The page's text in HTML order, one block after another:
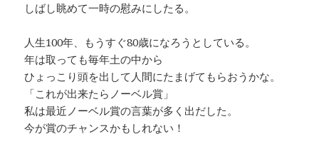
しばし眺めて一時の慰みにしたる。
人生100年、もうすぐ80歳になろうとしている。
年は取っても毎年土の中から
ひょっこり頭を出して人間にたまげてもらおうかな。
「これが出来たらノーベル賞」
私は最近ノーベル賞の言葉が多く出だした。
今が賞のチャンスかもしれない！